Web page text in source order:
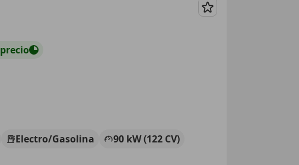
Guardar
precio
Electro/Gasolina
90 kW (122 CV)